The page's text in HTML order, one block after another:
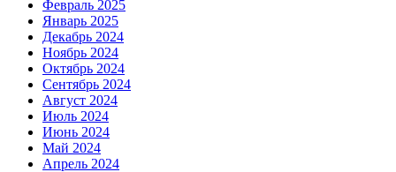
Февраль 2025
Январь 2025
Декабрь 2024
Ноябрь 2024
Октябрь 2024
Сентябрь 2024
Август 2024
Июль 2024
Июнь 2024
Май 2024
Апрель 2024